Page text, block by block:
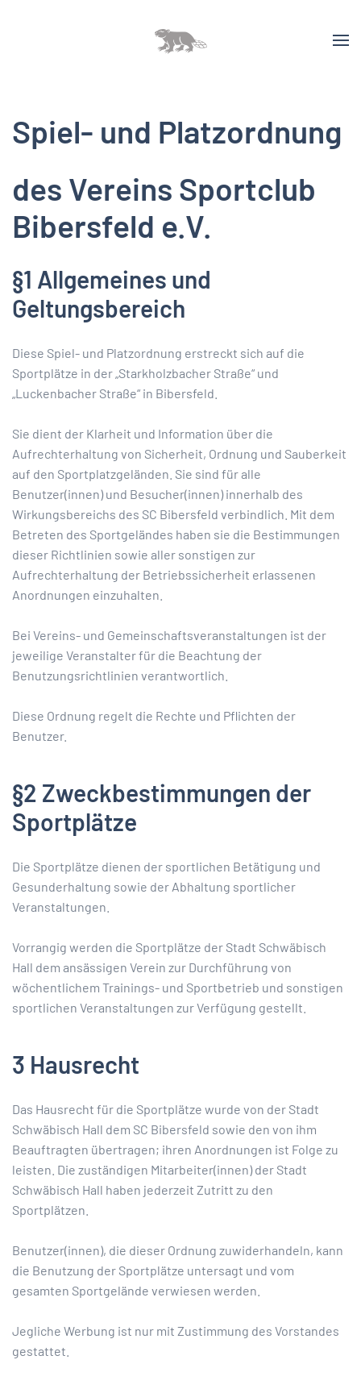
Spiel- und Platzordnung
des Vereins Sportclub
Bibersfeld e.V.
§1 Allgemeines und
Geltungsbereich
Diese Spiel- und Platzordnung erstreckt sich auf die
Sportplätze in der „Starkholzbacher Straße“ und
„Luckenbacher Straße“ in Bibersfeld.
Sie dient der Klarheit und Information über die
Aufrechterhaltung von Sicherheit, Ordnung und Sauberkeit
auf den Sportplatzgeländen. Sie sind für alle
Benutzer(innen) und Besucher(innen) innerhalb des
Wirkungsbereichs des SC Bibersfeld verbindlich. Mit dem
Betreten des Sportgeländes haben sie die Bestimmungen
dieser Richtlinien sowie aller sonstigen zur
Aufrechterhaltung der Betriebssicherheit erlassenen
Anordnungen einzuhalten.
Bei Vereins- und Gemeinschaftsveranstaltungen ist der
jeweilige Veranstalter für die Beachtung der
Benutzungsrichtlinien verantwortlich.
Diese Ordnung regelt die Rechte und Pflichten der
Benutzer.
§2 Zweckbestimmungen der
Sportplätze
Die Sportplätze dienen der sportlichen Betätigung und
Gesunderhaltung sowie der Abhaltung sportlicher
Veranstaltungen.
Vorrangig werden die Sportplätze der Stadt Schwäbisch
Hall dem ansässigen Verein zur Durchführung von
wöchentlichem Trainings- und Sportbetrieb und sonstigen
sportlichen Veranstaltungen zur Verfügung gestellt.
3 Hausrecht
Das Hausrecht für die Sportplätze wurde von der Stadt
Schwäbisch Hall dem SC Bibersfeld sowie den von ihm
Beauftragten übertragen; ihren Anordnungen ist Folge zu
leisten. Die zuständigen Mitarbeiter(innen) der Stadt
Schwäbisch Hall haben jederzeit Zutritt zu den
Sportplätzen.
Benutzer(innen), die dieser Ordnung zuwiderhandeln, kann
die Benutzung der Sportplätze untersagt und vom
gesamten Sportgelände verwiesen werden.
Jegliche Werbung ist nur mit Zustimmung des Vorstandes
gestattet.